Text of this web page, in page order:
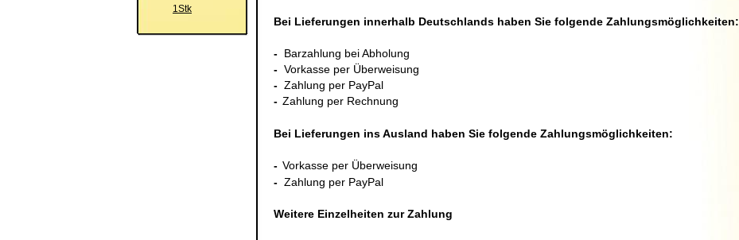
1Stk
Bei Lieferungen innerhalb Deutschlands haben Sie folgende Zahlungsmöglichkeiten:
- Barzahlung bei Abholung
- Vorkasse per Überweisung
- Zahlung per PayPal
- Zahlung per Rechnung
Bei Lieferungen ins Ausland haben Sie folgende Zahlungsmöglichkeiten:
- Vorkasse per Überweisung
- Zahlung per PayPal
Weitere Einzelheiten zur Zahlung